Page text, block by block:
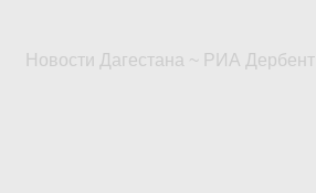
Новости Дагестана ~ РИА Дербент